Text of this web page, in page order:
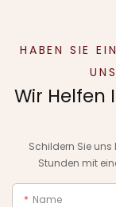
HABEN SIE
Wir Helfen
Schildern Sie uns
Stunden mit
Name